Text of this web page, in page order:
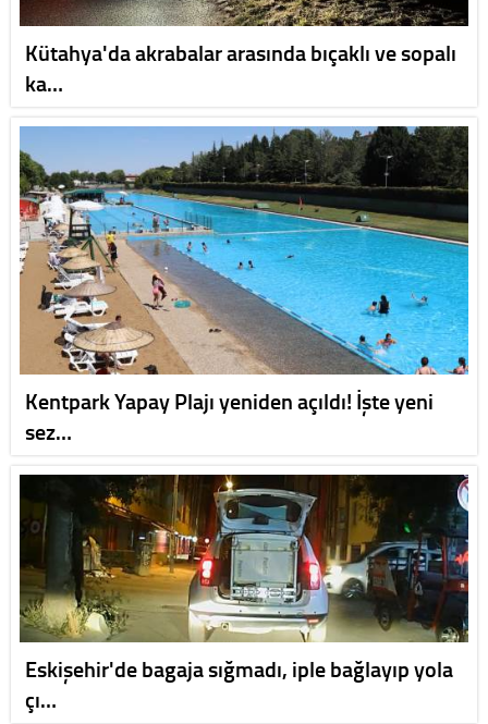
Kütahya'da akrabalar arasında bıçaklı ve sopalı
ka…
Kentpark Yapay Plajı yeniden açıldı! İşte yeni
sez…
Eskişehir'de bagaja sığmadı, iple bağlayıp yola
çı…